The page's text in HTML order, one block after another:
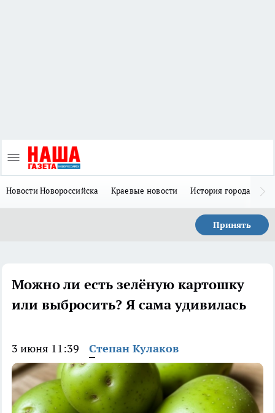
Новости Новороссийска Краевые новости История города Н
Принять
Можно ли есть зелёную картошку
или выбросить? Я сама удивилась
3 июня 11:39 Степан Кулаков